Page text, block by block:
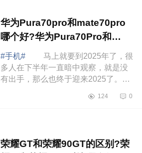
华为Pura70pro和mate70pro
哪个好?华为Pura70Pro和
mate70Pro区别
#手机#
马上就要到2025年了，很
多人在下半年一直暗中观察，就是没
有出手，那么也终于迎来2025了。做
都是比较重要的。如果买笔记本，评
124 0
荣耀GT和荣耀90GT的区别?荣